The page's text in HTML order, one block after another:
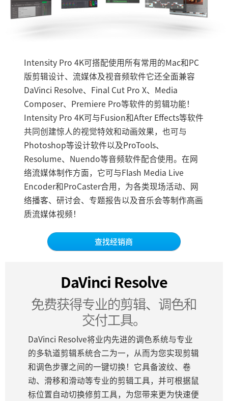
技术规格
中国
Finland
France
Germany
中国香港
India
Italy
Japan
Korea
Mexico
Netherlands
New Zealand
Poland
Portugal
Singapore
Adobe Premiere Pro CC
Magix Vegas Pro
流媒体播放
QuickTime和WMD
Intensity Pro 4K可搭配使用所有常用的Mac和PC
版剪辑设计、流媒体及视音频软件它还全面兼容
DaVinci Resolve、Final Cut Pro X、Media
Composer、Premiere Pro等软件的剪辑功能！
Intensity Pro 4K可与Fusion和After Effects等软件
共同创建惊人的视觉特效和动画效果，也可与
Photoshop等设计软件以及ProTools、
Resolume、Nuendo等音频软件配合使用。在网
络流媒体制作方面，它可与Flash Media Live
Encoder和ProCaster合用，为各类现场活动、网
络播客、研讨会、专题报告以及音乐会等制作高画
质流媒体视频！
查找经销商
DaVinci Resolve
免费获得专业的剪辑、调色和
交付工具。
DaVinci Resolve将业内先进的调色系统与专业
的多轨道剪辑系统合二为一，从而为您实现剪辑
和调色步骤之间的一键切换！它具备波纹、卷
动、滑移和滑动等专业的剪辑工具，并可根据鼠
标位置自动切换修剪工具，为您带来更为快速便